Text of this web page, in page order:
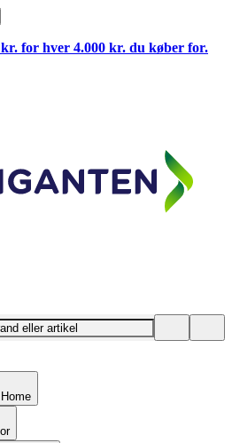
for hver 4.000 kr. du køber for.